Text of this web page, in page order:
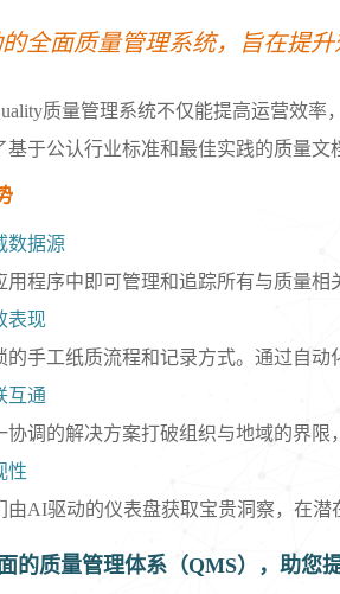
全面质量管理系统，旨在提升
质量管理系统不仅能提高运营效率
基于公认行业标准和最佳实践的质量
数据源
用程序中即可管理和追踪所有与质量
表现
的手工纸质流程和记录方式。通过自动
互通
协调的解决方案打破组织与地域的界
性
由AI驱动的仪表盘获取宝贵洞察，在潜
的质量管理体系（QMS），助您